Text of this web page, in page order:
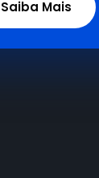
Saiba Mais